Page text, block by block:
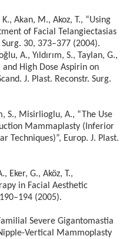
Akan, M., Akoz, T., “Using
of Facial Telangiectasias
30, 373–377 (2004).
A., Yıldırım, S., Taylan, G.,
and High Dose Aspirin on
J. Plast. Reconstr. Surg.
S., Misirlioglu, A., “The Use
Mammaplasty (Inferior
Techniques)”, Europ. J. Plast.
Eker, G., Aköz, T.,
in Facial Aesthetic
(2005).
Severe Gigantomastia
Vertical Mammoplasty